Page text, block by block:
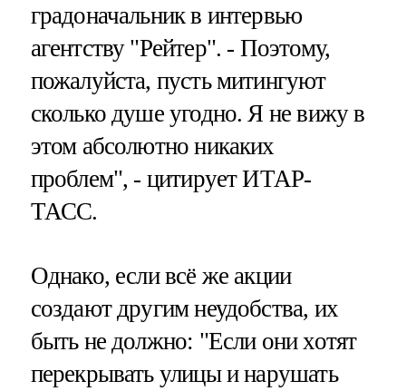
градоначальник в интервью
агентству "Рейтер". - Поэтому,
пожалуйста, пусть митингуют
сколько душе угодно. Я не вижу в
этом абсолютно никаких
проблем", - цитирует ИТАР-
ТАСС.
Однако, если всё же акции
создают другим неудобства, их
быть не должно: "Если они хотят
перекрывать улицы и нарушать